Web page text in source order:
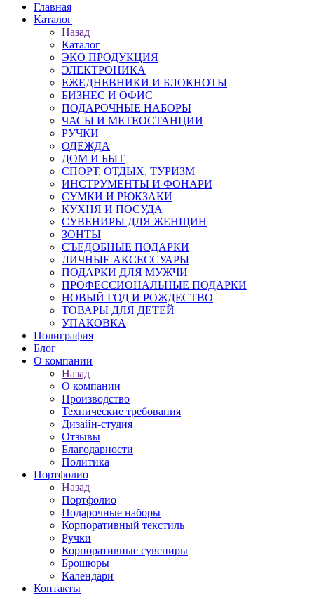
Главная
Каталог
Назад
Каталог
ЭКО ПРОДУКЦИЯ
ЭЛЕКТРОНИКА
ЕЖЕДНЕВНИКИ И БЛОКНОТЫ
БИЗНЕС И ОФИС
ПОДАРОЧНЫЕ НАБОРЫ
ЧАСЫ И МЕТЕОСТАНЦИИ
РУЧКИ
ОДЕЖДА
ДОМ И БЫТ
СПОРТ, ОТДЫХ, ТУРИЗМ
ИНСТРУМЕНТЫ И ФОНАРИ
СУМКИ И РЮКЗАКИ
КУХНЯ И ПОСУДА
СУВЕНИРЫ ДЛЯ ЖЕНЩИН
ЗОНТЫ
СЪЕДОБНЫЕ ПОДАРКИ
ЛИЧНЫЕ АКСЕССУАРЫ
ПОДАРКИ ДЛЯ МУЖЧИ
ПРОФЕССИОНАЛЬНЫЕ ПОДАРКИ
НОВЫЙ ГОД И РОЖДЕСТВО
ТОВАРЫ ДЛЯ ДЕТЕЙ
УПАКОВКА
Полиграфия
Блог
О компании
Назад
О компании
Производство
Технические требования
Дизайн-студия
Отзывы
Благодарности
Политика
Портфолио
Назад
Портфолио
Подарочные наборы
Корпоративный текстиль
Ручки
Корпоративные сувениры
Брошюры
Календари
Контакты